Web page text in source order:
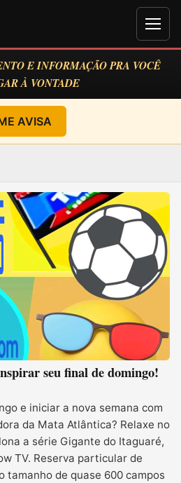
E INFORMAÇÃO PRA VOCÊ
À VONTADE
AVISA
seu final de domingo!
e iniciar a nova semana com
da Mata Atlântica? Relaxe no
a série Gigante do Itaguaré,
TV. Reserva particular de
tamanho de quase 600 campos